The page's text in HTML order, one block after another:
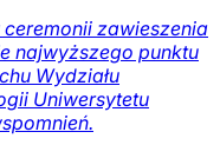
ceremonii zawieszenia
najwyższego punktu
Wydziału
Uniwersytetu